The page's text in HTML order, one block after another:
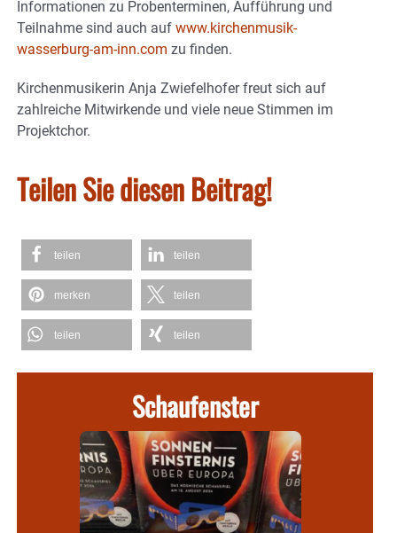
Informationen zu Probenterminen, Aufführung und
Teilnahme sind auch auf www.kirchenmusik-
wasserburg-am-inn.com zu finden.
Kirchenmusikerin Anja Zwiefelhofer freut sich auf
zahlreiche Mitwirkende und viele neue Stimmen im
Projektchor.
Teilen Sie diesen Beitrag!
teilen teilen
merken teilen
teilen teilen
Schaufenster